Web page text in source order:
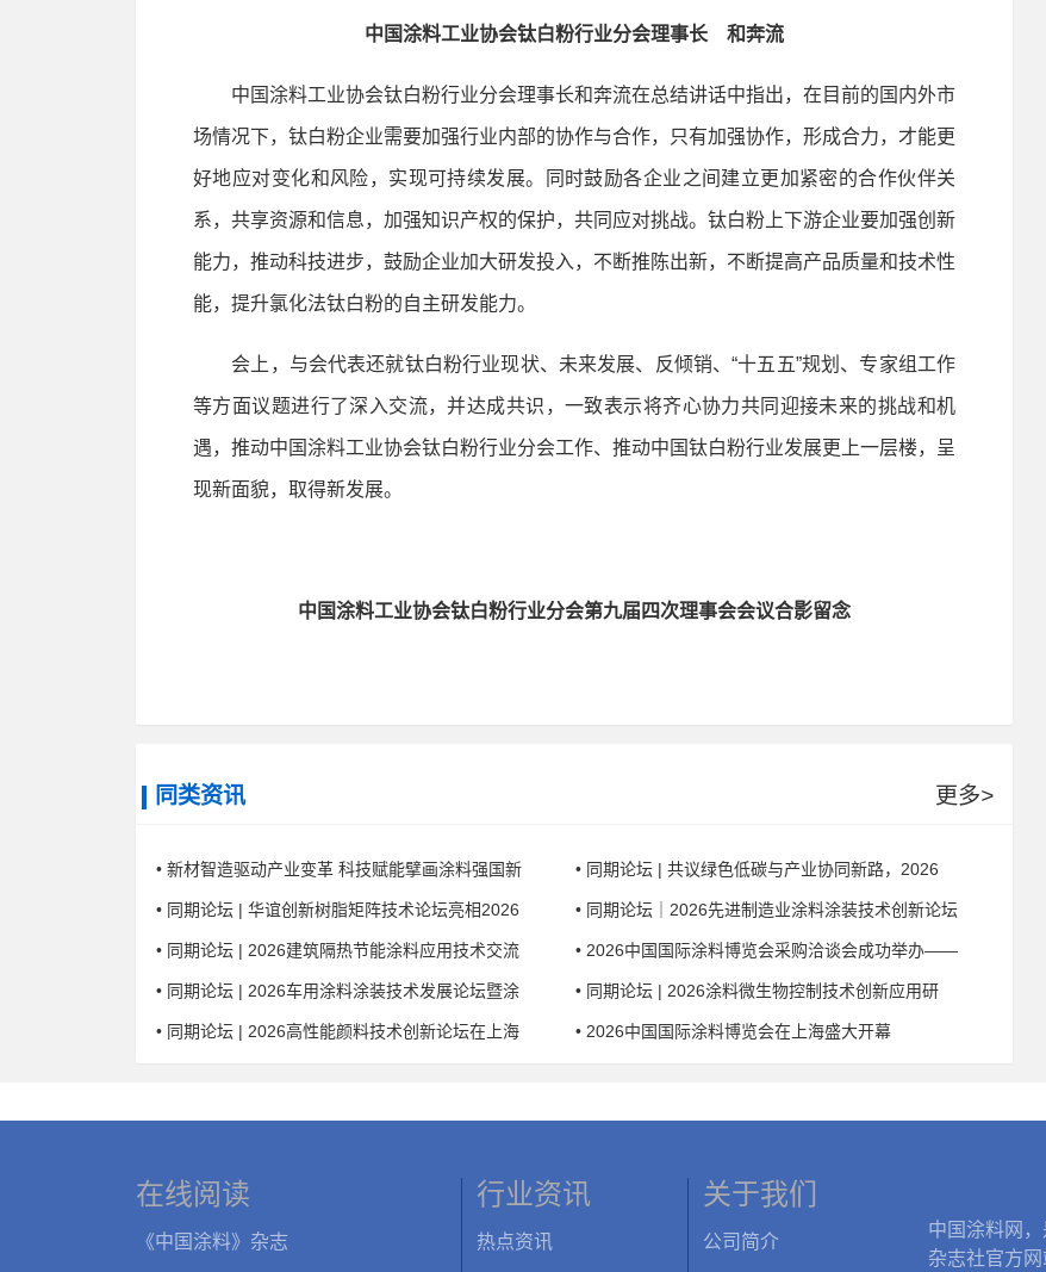
中国涂料工业协会钛白粉行业分会理事长 和奔流
中国涂料工业协会钛白粉行业分会理事长和奔流在总结讲话中指出，在目前的国内外市
场情况下，钛白粉企业需要加强行业内部的协作与合作，只有加强协作，形成合力，才能更
好地应对变化和风险，实现可持续发展。同时鼓励各企业之间建立更加紧密的合作伙伴关
系，共享资源和信息，加强知识产权的保护，共同应对挑战。钛白粉上下游企业要加强创新
能力，推动科技进步，鼓励企业加大研发投入，不断推陈出新，不断提高产品质量和技术性
能，提升氯化法钛白粉的自主研发能力。
会上，与会代表还就钛白粉行业现状、未来发展、反倾销、“十五五”规划、专家组工作
等方面议题进行了深入交流，并达成共识，一致表示将齐心协力共同迎接未来的挑战和机
遇，推动中国涂料工业协会钛白粉行业分会工作、推动中国钛白粉行业发展更上一层楼，呈
现新面貌，取得新发展。
中国涂料工业协会钛白粉行业分会第九届四次理事会会议合影留念
同类资讯 更多>
• 新材智造驱动产业变革 科技赋能擘画涂料强国新 • 同期论坛 | 共议绿色低碳与产业协同新路，2026
• 同期论坛 | 华谊创新树脂矩阵技术论坛亮相2026 • 同期论坛｜2026先进制造业涂料涂装技术创新论坛
• 同期论坛 | 2026建筑隔热节能涂料应用技术交流 • 2026中国国际涂料博览会采购洽谈会成功举办——
• 同期论坛 | 2026车用涂料涂装技术发展论坛暨涂 • 同期论坛 | 2026涂料微生物控制技术创新应用研
• 同期论坛 | 2026高性能颜料技术创新论坛在上海 • 2026中国国际涂料博览会在上海盛大开幕
在线阅读
《中国涂料》杂志
行业资讯
热点资讯
关于我们
公司简介
中国涂料网，
杂志社官方